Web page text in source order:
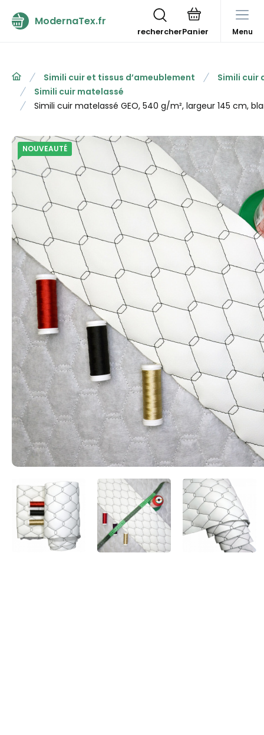
ModernaTex.fr
rechercher Menu
Simili cuir et tissus d’ameublement
Simili cuir
Simili cuir matelassé
Simili cuir matelassé GEO, 540 g/m², largeur 145 cm,
NOUVEAUTÉ